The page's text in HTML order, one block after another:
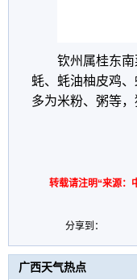
钦州属桂东
蚝、蚝油柚皮鸡
多为米粉、粥等
转载请注明“来源：
分享到：
广西天气热点